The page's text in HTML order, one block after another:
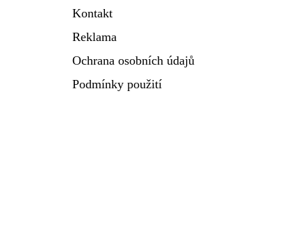
Kontakt
Reklama
Ochrana osobních údajů
Podmínky použití